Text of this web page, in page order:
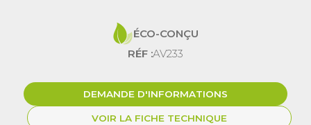
ÉCO-CONÇU
RÉF :AV233
DEMANDE D'INFORMATIONS
VOIR LA FICHE TECHNIQUE